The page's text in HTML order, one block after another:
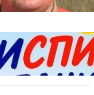
и анонимни
инфекции през